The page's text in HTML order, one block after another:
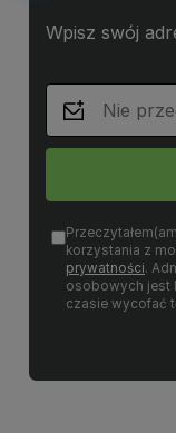
Wpisz swój
korzystania z
prywatności.
osobowych jest
czasie wycofać